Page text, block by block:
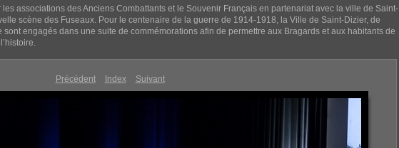
associations des Anciens Combattants et le Souvenir Français en partenariat avec la ville de Saint-
scène des Fuseaux. Pour le centenaire de la guerre de 1914-1918, la Ville de Saint-Dizier, de
engagés dans une suite de commémorations afin de permettre aux Bragards et aux habitants de
Précédent Index Suivant